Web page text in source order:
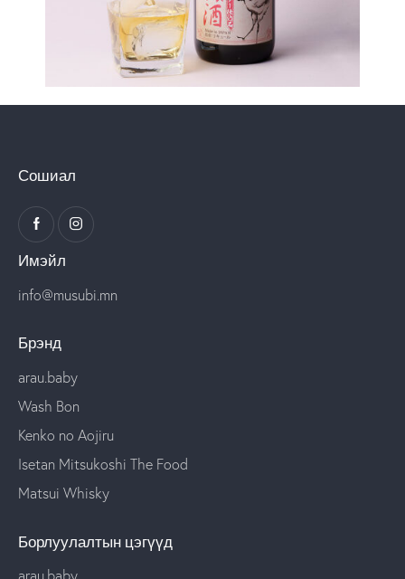
Сошиал
Имэйл
info@musubi.mn
Брэнд
arau.baby
Wash Bon
Kenko no Aojiru
Isetan Mitsukoshi The Food
Matsui Whisky
Борлуулалтын цэгүүд